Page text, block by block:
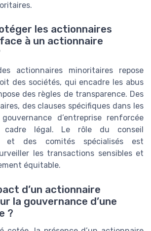
les actionnaires
à un actionnaire
actionnaires minoritaires repose
des sociétés, qui encadre les abus
des règles de transparence. Des
des clauses spécifiques dans les
d’entreprise renforcée
cadre légal. Le rôle du conseil
et des comités spécialisés est
les transactions sensibles et
équitable.
d’un actionnaire
la gouvernance d’une
?